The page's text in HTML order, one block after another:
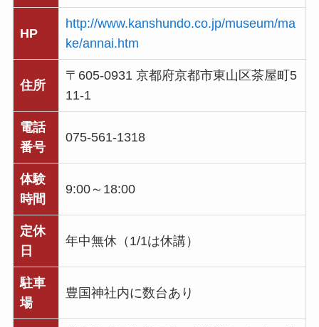
HP
http://www.kanshundo.co.jp/museum/ma
ke/annai.htm
住所
〒605-0931 京都府京都市東山区茶屋町5
11-1
電話
番号
075-561-1318
体験
時間
9:00～18:00
定休
日
年中無休（1/1は休講）
駐車
場
豊国神社内に数台あり